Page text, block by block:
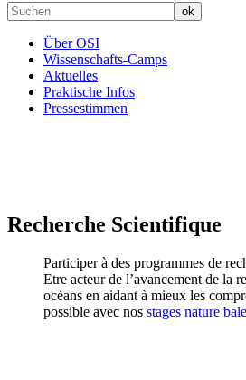
Über OSI
Wissenschafts-Camps
Aktuelles
Praktische Infos
Pressestimmen
Recherche Scientifique
Participer à des programmes de
Etre acteur de l’avancement de la
océans en aidant à mieux les
possible avec nos stages nature